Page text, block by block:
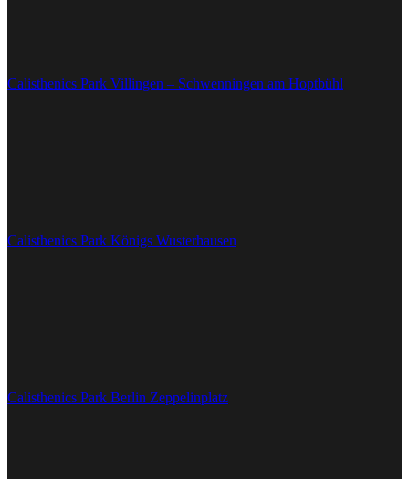
Calisthenics Park Villingen – Schwenningen am Hoptbühl
Calisthenics Park Königs Wusterhausen
Calisthenics Park Berlin Zeppelinplatz